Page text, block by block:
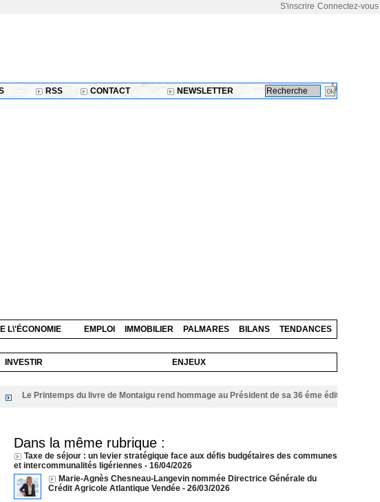
Connectez-vous
S'inscrire
RSS CONTACT NEWSLETTER
L\'ÉCONOMIE EMPLOI IMMOBILIER PALMARES BILANS TENDANCES
INVESTIR ENJEUX
Le Printemps du livre de Montaigu rend hommage au Président de sa 36 éme édition 06/08/2026
Dans la même rubrique :
Taxe de séjour : un levier stratégique face aux défis budgétaires des communes
et intercommunalités ligériennes - 16/04/2026
Marie-Agnès Chesneau-Langevin nommée Directrice Générale du
Crédit Agricole Atlantique Vendée - 26/03/2026